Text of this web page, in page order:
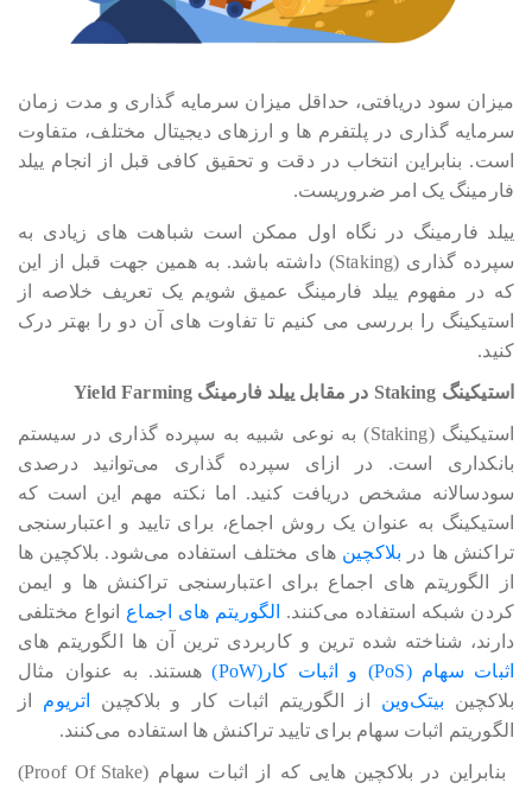
میزان سود دریافتی، حداقل میزان سرمایه گذاری و مدت زمان
سرمایه گذاری در پلتفرم ها و ارزهای دیجیتال مختلف، متفاوت
است. بنابراین انتخاب در دقت و تحقیق کافی قبل از انجام ییلد
فارمینگ یک امر ضروریست.
ییلد فارمینگ در نگاه اول ممکن است شباهت های زیادی به
سپرده گذاری (Staking) داشته باشد. به همین جهت قبل از این
که در مفهوم ییلد فارمینگ عمیق شویم یک تعریف خلاصه از
استیکینگ را بررسی می کنیم تا تفاوت های آن دو را بهتر درک
کنید.
استیکینگ Staking در مقابل ییلد فارمینگ Yield Farming
استیکینگ (Staking) به نوعی شبیه به سپرده گذاری در سیستم
بانکداری است. در ازای سپرده گذاری می‎‎‎‎‎توانید درصدی
سودسالانه مشخص دریافت کنید. اما نکته مهم این است که
استیکینگ به عنوان یک روش اجماع، برای تایید و اعتبارسنجی
تراکنش ها در بلاکچین
های مختلف استفاده می‎‎‎‎‎شود. بلاکچین ها
از الگوریتم های اجماع برای اعتبارسنجی تراکنش ها و ایمن
کردن شبکه استفاده می‎‎‎‎‎کنند.
الگوریتم های اجماع انواع مختلفی
دارند، شناخته شده ترین و کاربردی ترین آن ها الگوریتم های
اثبات سهام (PoS) و اثبات کار(PoW)
هستند. به عنوان مثال
بلاکچین بیتک‎‎‎‎‎وین از الگوریتم اثبات کار و بلاکچین اتریوم از
الگوریتم اثبات سهام برای تایید تراکنش ها استفاده می‎‎‎‎‎کنند.
بنابراین در بلاکچین هایی که از اثبات سهام (Proof Of Stake)